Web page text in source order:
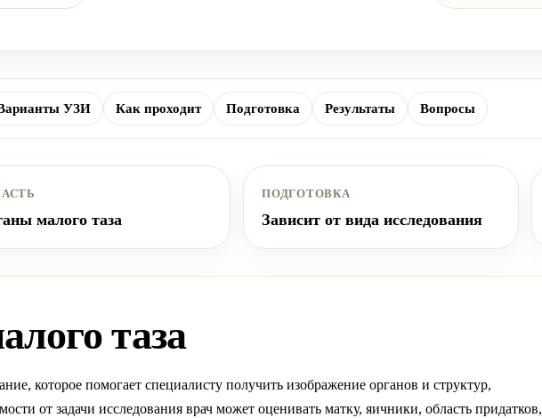
УЗИ Как проходит Подготовка Результаты Вопросы
малого таза
ПОДГОТОВКА
Зависит от вида исследования
таза
которое помогает специалисту получить изображение органов и структур,
от задачи исследования врач может оценивать матку, яичники, область придатков,